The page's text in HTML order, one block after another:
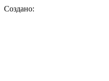
Создано: